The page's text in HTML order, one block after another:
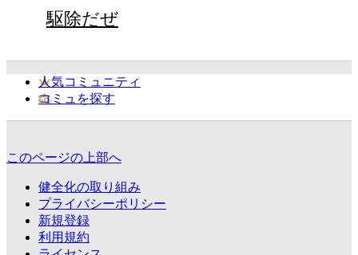
駆除だぜ
人気コミュニティ
コミュを探す
このページの上部へ
健全化の取り組み
プライバシーポリシー
新規登録
利用規約